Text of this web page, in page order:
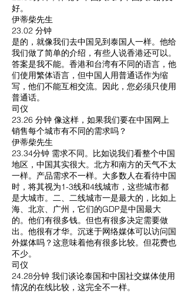
好。
伊蒂柴先生
23.02 分钟
是的，就像我们去中国见到泰国人一样。他给
我们做了简单的介绍，有些人说香港还可以。
答案是我不能。香港和台湾有不同的语言，他
们使用繁体语言，但中国人用普通话作为缩
写，他们不能互相交流。因此，您必须只使用
普通话。
司仪
23.26 分钟 像这样，如果我们要在中国网上
销售每个城市有不同的需求吗？
伊蒂柴先生
23.34分钟 需求不同。比如说我们看整个中国
地区，中国其实很大。北方和南方的天气不太
一样。产品需求不一样。大多数人在看待中国
时，将其视为1-3线和4线城市，这些城市都
是大城市。二、二线城市一是最大的，比如上
海、北京、广州，它们的GDP是中国最大
的。他们有很多钱。但也有很多决定需要做
出。他很有才华。沉迷于网络媒体可以访问国
外媒体吗？这意味着他有很多比较。但花费也
不少。
司仪
24.28分钟 我们谈论泰国和中国社交媒体使用
情况的在线比较，这完全不一样。